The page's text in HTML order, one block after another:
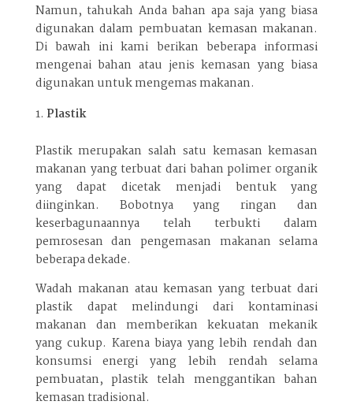
Namun, tahukah Anda bahan apa saja yang biasa
digunakan dalam pembuatan kemasan makanan.
Di bawah ini kami berikan beberapa informasi
mengenai bahan atau jenis kemasan yang biasa
digunakan untuk mengemas makanan.
Plastik
Plastik merupakan salah satu kemasan kemasan
makanan yang terbuat dari bahan polimer organik
yang dapat dicetak menjadi bentuk yang
diinginkan. Bobotnya yang ringan dan
keserbagunaannya telah terbukti dalam
pemrosesan dan pengemasan makanan selama
beberapa dekade.
Wadah makanan atau kemasan yang terbuat dari
plastik dapat melindungi dari kontaminasi
makanan dan memberikan kekuatan mekanik
yang cukup. Karena biaya yang lebih rendah dan
konsumsi energi yang lebih rendah selama
pembuatan, plastik telah menggantikan bahan
kemasan tradisional.